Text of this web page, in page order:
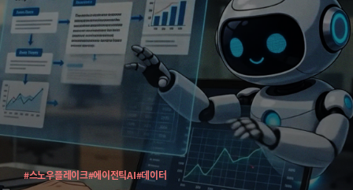
#스노우플레이크#에이전틱AI#데이터